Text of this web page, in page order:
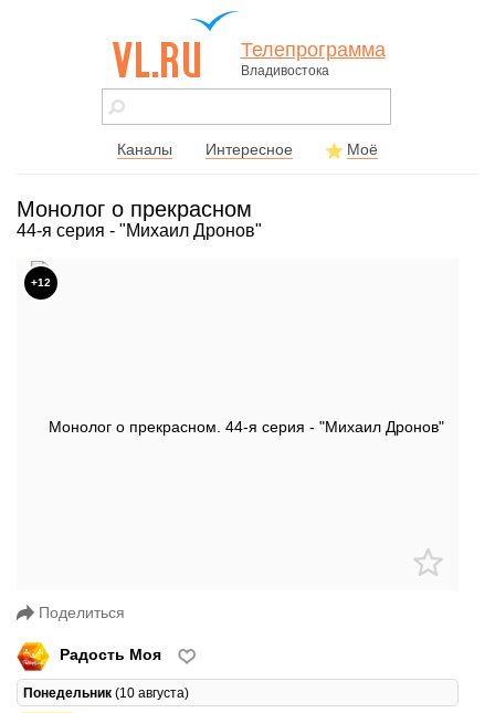
vl.ru - сайт
города
Телепрограмма
Владивостока
Каналы Интересное Моё
Монолог о прекрасном
44-я серия - "Михаил Дронов"
+12
Поделиться
Радость Моя
Понедельник (10 августа)